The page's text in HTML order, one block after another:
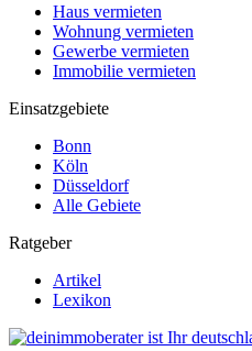
Haus vermieten
Wohnung vermieten
Gewerbe vermieten
Immobilie vermieten
Einsatzgebiete
Bonn
Köln
Düsseldorf
Alle Gebiete
Ratgeber
Artikel
Lexikon